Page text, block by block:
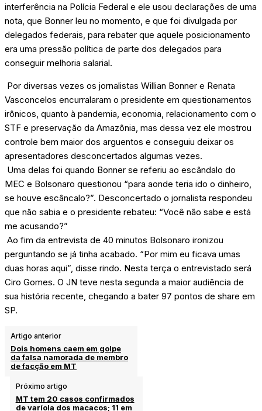
interferência na Polícia Federal e ele usou declarações de uma
nota, que Bonner leu no momento, e que foi divulgada por
delegados federais, para rebater que aquele posicionamento
era uma pressão política de parte dos delegados para
conseguir melhoria salarial.
Por diversas vezes os jornalistas Willian Bonner e Renata
Vasconcelos encurralaram o presidente em questionamentos
irônicos, quanto à pandemia, economia, relacionamento com o
STF e preservação da Amazônia, mas dessa vez ele mostrou
controle bem maior dos arguentos e conseguiu deixar os
apresentadores desconcertados algumas vezes.
Uma delas foi quando Bonner se referiu ao escândalo do
MEC e Bolsonaro questionou “para aonde teria ido o dinheiro,
se houve escâncalo?”. Desconcertado o jornalista respondeu
que não sabia e o presidente rebateu: “Você não sabe e está
me acusando?”
Ao fim da entrevista de 40 minutos Bolsonaro ironizou
perguntando se já tinha acabado. “Por mim eu ficava umas
duas horas aqui”, disse rindo. Nesta terça o entrevistado será
Ciro Gomes. O JN teve nesta segunda a maior audiência de
sua história recente, chegando a bater 97 pontos de share em
SP.
Artigo anterior
Dois homens caem em golpe
da falsa namorada de membro
de facção em MT
Próximo artigo
MT tem 20 casos confirmados
de varíola dos macacos; 11 em